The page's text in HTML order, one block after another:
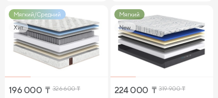
Мягкий/Средний
Хит
196 000 ₸ 326 600₸
Мягкий
New
224 000 ₸ 319 900₸